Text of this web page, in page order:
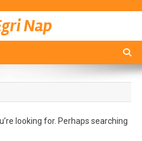
Nap
looking for. Perhaps searching